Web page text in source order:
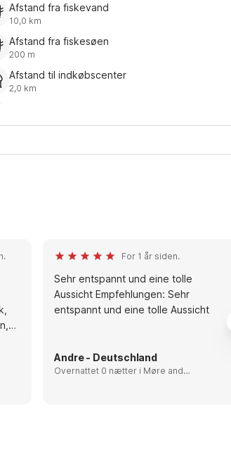
Afstand fra fiskevand
10,0 km
Afstand fra fiskesøen
200 m
Afstand til indkøbscenter
2,0 km
For 1 år siden.
Sehr entspannt und eine tolle
Aussicht Empfehlungen: Sehr
entspannt und eine tolle Aussicht
Andre - Deutschland
Overnattet 0 nætter i Møre and